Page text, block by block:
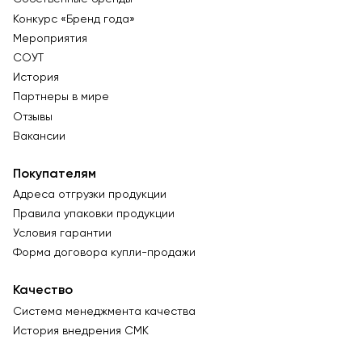
Конкурс «Бренд года»
Мероприятия
СОУТ
История
Партнеры в мире
Отзывы
Вакансии
Покупателям
Адреса отгрузки продукции
Правила упаковки продукции
Условия гарантии
Форма договора купли-продажи
Качество
Система менеджмента качества
История внедрения СМК